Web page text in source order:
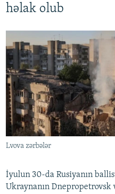
həlak olub
Lvova zərbələr
İyulun 30-da Rusiyanın
Ukraynanın